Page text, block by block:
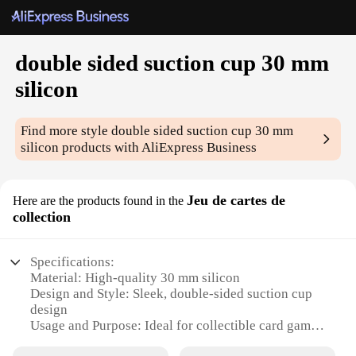
double sided suction cup 30 mm
silicon
Find more styledouble sided suction cup 30 mm
silicon products with AliExpress Business
Here are the products found in the Jeu de cartes de
collection
Specifications:
Material: High-quality 30 mm silicon
Design and Style: Sleek, double-sided suction cup
design
Usage and Purpose: Ideal for collectible card games